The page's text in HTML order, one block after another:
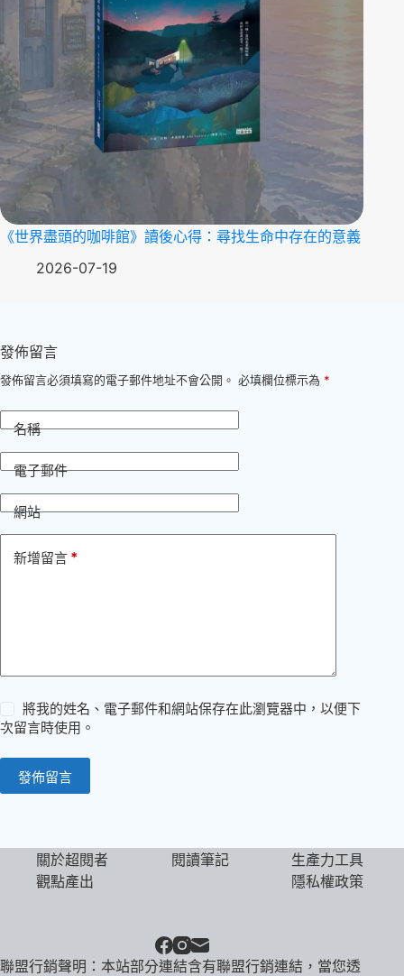
《世界盡頭的咖啡館》讀後心得：尋找生命中存在的意義
2026-07-19
發佈留言
發佈留言必須填寫的電子郵件地址不會公開。 必填欄位標示為 *
名稱
電子郵件
網站
新增留言 *
將我的姓名、電子郵件和網站保存在此瀏覽器中，以便下
次留言時使用。
發佈留言
關於超閱者 閱讀筆記
生產力工具
觀點產出
隱私權政策
聯盟行銷聲明：本站部分連結含有聯盟行銷連結，當您透